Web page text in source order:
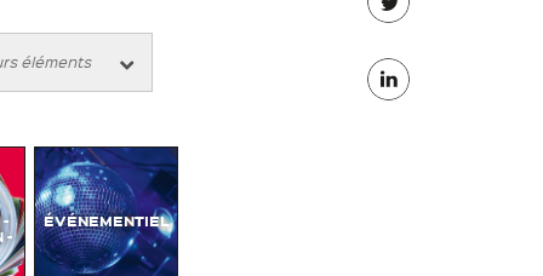
-
ÉVÉNEMENTIEL
Facebook
sur
Twitter